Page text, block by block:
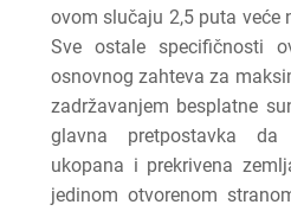
ovom slučaju 2,5 puta veće
Sve ostale specifičnosti
osnovnog zahteva za
zadržavanjem besplatne
glavna pretpostavka
ukopana i prekrivena
jedinom otvorenom